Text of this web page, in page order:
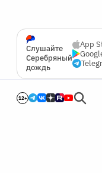
Слушайте
Серебряный
дождь
App
12+